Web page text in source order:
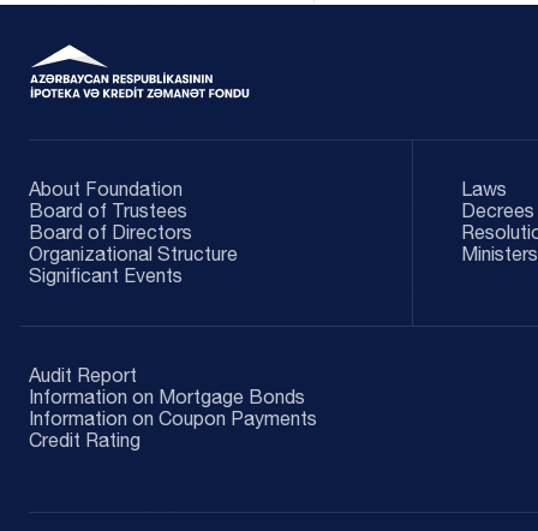
About Foundation
Board of Trustees
Board of Directors
Organizational Structure
Significant Events
Laws
Decrees
Ministers
Audit Report
Information on Mortgage Bonds
Information on Coupon Payments
Credit Rating